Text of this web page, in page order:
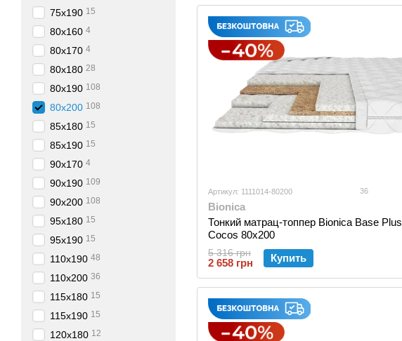
Артикул: 1111014-80200 36
Bionica
Тонкий матрац-топпер Bionica Base Plus
Cocos 80x200
5 316 грн
2 658 грн Купить
75х190 15
80х160 4
80х170 4
80х180 28
80х190 108
80х200 108
85х180 15
85х190 15
90х170 4
90х190 109
90х200 108
95х180 15
95х190 15
110х190 48
110х200 36
115х180 15
115х190 15
120х180 12